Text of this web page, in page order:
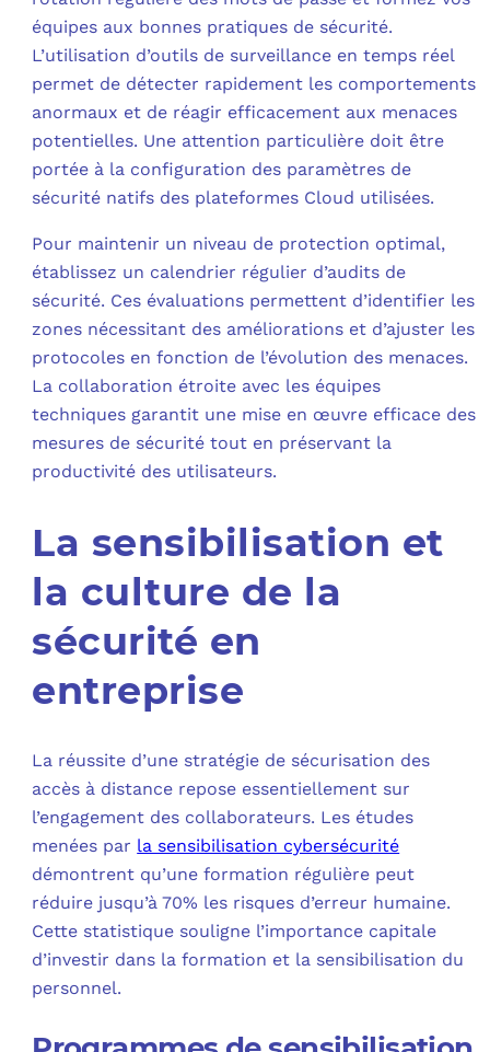
équipes aux bonnes pratiques de sécurité.
L’utilisation d’outils de surveillance en temps réel
permet de détecter rapidement les comportements
anormaux et de réagir efficacement aux menaces
potentielles. Une attention particulière doit être
portée à la configuration des paramètres de
sécurité natifs des plateformes Cloud utilisées.
Pour maintenir un niveau de protection optimal,
établissez un calendrier régulier d’audits de
sécurité. Ces évaluations permettent d’identifier les
zones nécessitant des améliorations et d’ajuster les
protocoles en fonction de l’évolution des menaces.
La collaboration étroite avec les équipes
techniques garantit une mise en œuvre efficace des
mesures de sécurité tout en préservant la
productivité des utilisateurs.
La sensibilisation et
la culture de la
sécurité en
entreprise
La réussite d’une stratégie de sécurisation des
accès à distance repose essentiellement sur
l’engagement des collaborateurs. Les études
menées par la sensibilisation cybersécurité
démontrent qu’une formation régulière peut
réduire jusqu’à 70% les risques d’erreur humaine.
Cette statistique souligne l’importance capitale
d’investir dans la formation et la sensibilisation du
personnel.